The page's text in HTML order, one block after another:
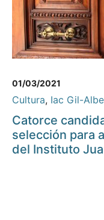
01/03/2021
Cultura, Iac Gil-
Catorce
selección para
del Instituto